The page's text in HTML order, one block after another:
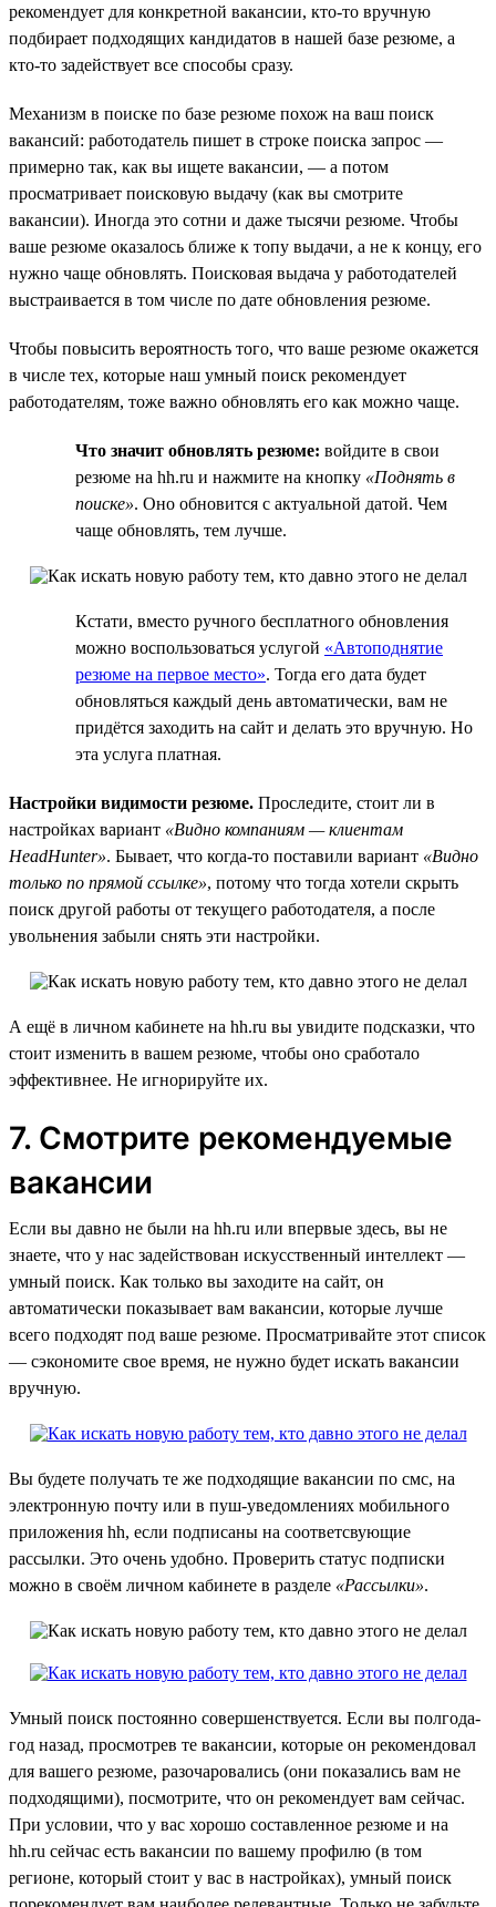
рекомендует для конкретной вакансии, кто-то вручную
подбирает подходящих кандидатов в нашей базе резюме, а
кто-то задействует все способы сразу.
Механизм в поиске по базе резюме похож на ваш поиск
вакансий: работодатель пишет в строке поиска запрос —
примерно так, как вы ищете вакансии, — а потом
просматривает поисковую выдачу (как вы смотрите
вакансии). Иногда это сотни и даже тысячи резюме. Чтобы
ваше резюме оказалось ближе к топу выдачи, а не к концу, его
нужно чаще обновлять. Поисковая выдача у работодателей
выстраивается в том числе по дате обновления резюме.
Чтобы повысить вероятность того, что ваше резюме окажется
в числе тех, которые наш умный поиск рекомендует
работодателям, тоже важно обновлять его как можно чаще.
Что значит обновлять резюме: войдите в свои
резюме на hh.ru и нажмите на кнопку «Поднять в
поиске». Оно обновится с актуальной датой. Чем
чаще обновлять, тем лучше.
Кстати, вместо ручного бесплатного обновления
можно воспользоваться услугой «Автоподнятие
резюме на первое место». Тогда его дата будет
обновляться каждый день автоматически, вам не
придётся заходить на сайт и делать это вручную. Но
эта услуга платная.
Настройки видимости резюме. Проследите, стоит ли в
настройках вариант «Видно компаниям — клиентам
HeadHunter». Бывает, что когда-то поставили вариант «Видно
только по прямой ссылке», потому что тогда хотели скрыть
поиск другой работы от текущего работодателя, а после
увольнения забыли снять эти настройки.
А ещё в личном кабинете на hh.ru вы увидите подсказки, что
стоит изменить в вашем резюме, чтобы оно сработало
эффективнее. Не игнорируйте их.
7. Смотрите рекомендуемые
вакансии
Если вы давно не были на hh.ru или впервые здесь, вы не
знаете, что у нас задействован искусственный интеллект —
умный поиск. Как только вы заходите на сайт, он
автоматически показывает вам вакансии, которые лучше
всего подходят под ваше резюме. Просматривайте этот список
— сэкономите свое время, не нужно будет искать вакансии
вручную.
Вы будете получать те же подходящие вакансии по смс, на
электронную почту или в пуш-уведомлениях мобильного
приложения hh, если подписаны на соответсвующие
рассылки. Это очень удобно. Проверить статус подписки
можно в своём личном кабинете в разделе «Рассылки».
Умный поиск постоянно совершенствуется. Если вы полгода-
год назад, просмотрев те вакансии, которые он рекомендовал
для вашего резюме, разочаровались (они показались вам не
подходящими), посмотрите, что он рекомендует вам сейчас.
При условии, что у вас хорошо составленное резюме и на
hh.ru сейчас есть вакансии по вашему профилю (в том
регионе, который стоит у вас в настройках), умный поиск